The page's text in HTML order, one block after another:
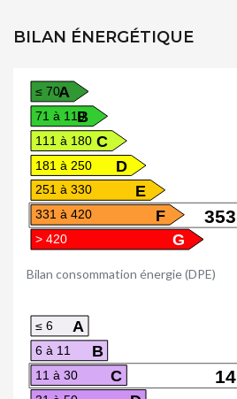
BILAN ÉNERGÉTIQUE
A
≤ 70
B
71 à 110
C
111 à 180
D
181 à 250
E
251 à 330
353
F
331 à 420
G
> 420
Bilan consommation énergie (DPE)
A
≤ 6
B
6 à 11
14
C
11 à 30